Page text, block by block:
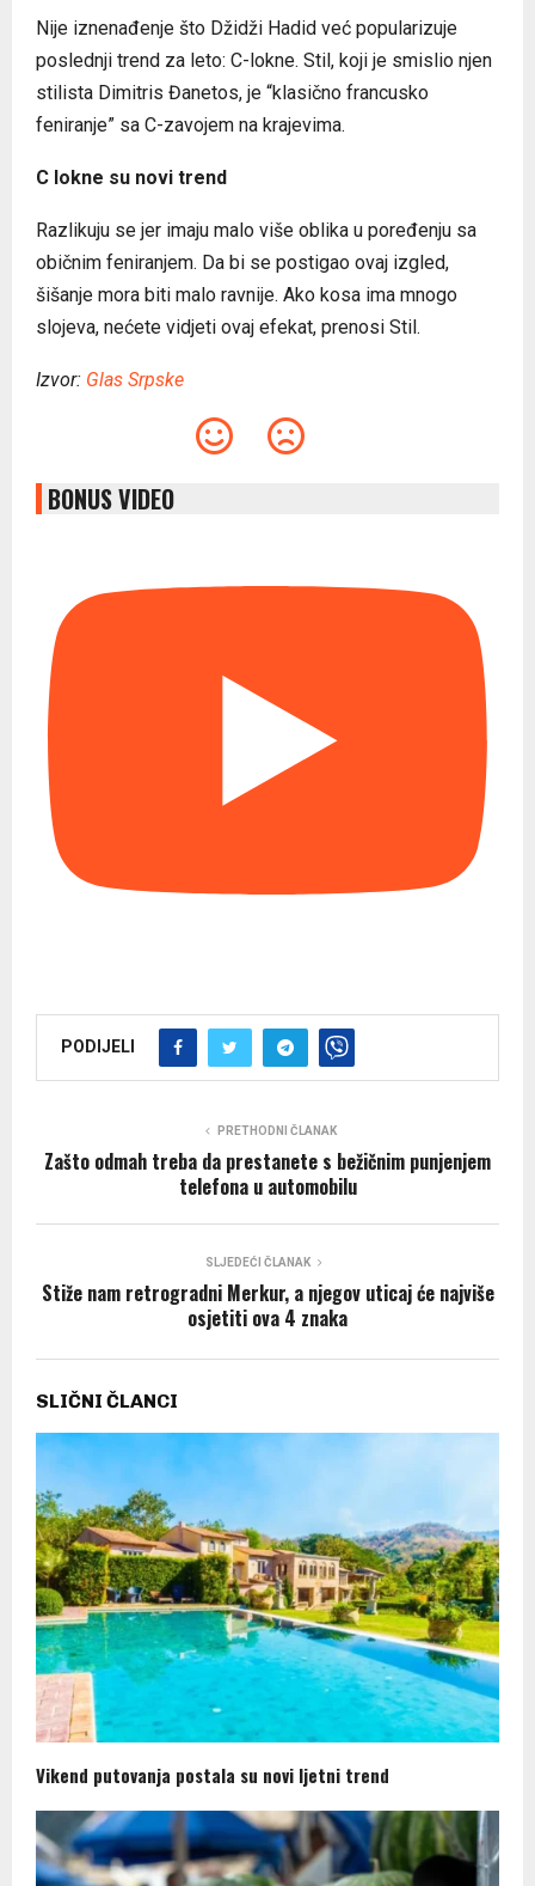
Nije iznenađenje što Džidži Hadid već popularizuje
poslednji trend za leto: C-lokne. Stil, koji je smislio njen
stilista Dimitris Đanetos, je “klasično francusko
feniranje” sa C-zavojem na krajevima.
C lokne su novi trend
Razlikuju se jer imaju malo više oblika u poređenju sa
običnim feniranjem. Da bi se postigao ovaj izgled,
šišanje mora biti malo ravnije. Ako kosa ima mnogo
slojeva, nećete vidjeti ovaj efekat, prenosi Stil.
Izvor: Glas Srpske
BONUS VIDEO
PODIJELI
PRETHODNI ČLANAK
Zašto odmah treba da prestanete s bežičnim punjenjem
telefona u automobilu
SLJEDEĆI ČLANAK
Stiže nam retrogradni Merkur, a njegov uticaj će najviše
osjetiti ova 4 znaka
SLIČNI ČLANCI
Vikend putovanja postala su novi ljetni trend